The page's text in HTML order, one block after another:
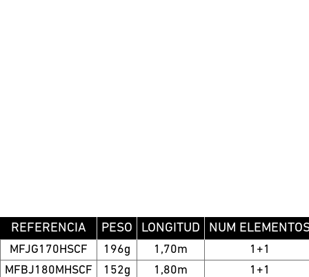
REFERENCIA PESO LONGITUD NUM
MFJG170HSCF 196g 1,70m
1+1
MFBJ180MHSCF
152g 1,80m
1+1